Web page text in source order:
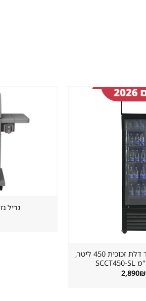
מקרר שתייה שחור עומד דלת זכוכית 450 ליטר,
המחיר
המקורי
2,890₪ המחיר
גריל גז ⁦COLEMAN G36322⁩